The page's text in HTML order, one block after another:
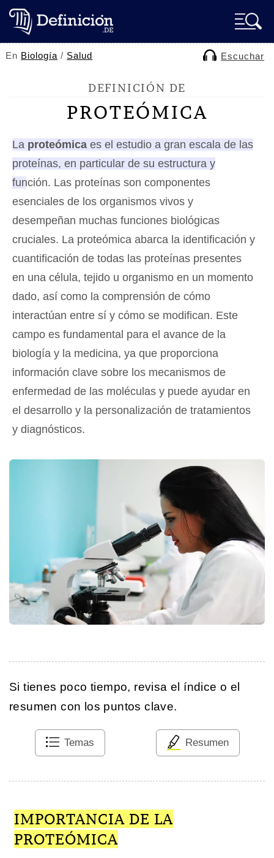
En Biología / Salud Escuchar
DEFINICIÓN DE
PROTEÓMICA
La proteómica es el estudio a gran escala de las
proteínas, en particular de su estructura y
función. Las proteínas son componentes
esenciales de los organismos vivos y
desempeñan muchas funciones biológicas
cruciales. La proteómica abarca la identificación y
cuantificación de todas las proteínas presentes
en una célula, tejido u organismo en un momento
dado, así como la comprensión de cómo
interactúan entre sí y cómo se modifican. Este
campo es fundamental para el avance de la
biología y la medicina, ya que proporciona
información clave sobre los mecanismos de
enfermedad de las moléculas y puede ayudar en
el desarrollo y la personalización de tratamientos
y diagnósticos.
Si tienes poco tiempo, revisa el índice o el
resumen con los puntos clave.
Temas Resumen
IMPORTANCIA DE LA
PROTEÓMICA